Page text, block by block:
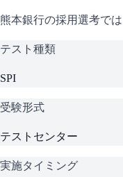
熊本銀行の採用選考で
テスト種類
SPI
受験形式
テストセンター
実施タイミング